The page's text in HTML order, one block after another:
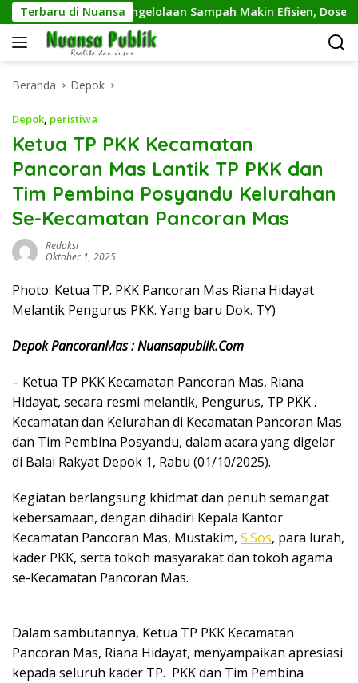
Langsung
ke
konten
Terbaru di Nuansa
Pengelolaan Sampah Makin Efisien, Dosen Ilmu
Beranda Depok
Depok, peristiwa
Ketua TP PKK Kecamatan
Pancoran Mas Lantik TP PKK dan
Tim Pembina Posyandu Kelurahan
Se-Kecamatan Pancoran Mas
Redaksi
Oktober 1, 2025
Photo: Ketua TP. PKK Pancoran Mas Riana Hidayat
Melantik Pengurus PKK. Yang baru Dok. TY)
Depok PancoranMas : Nuansapublik.Com
– Ketua TP PKK Kecamatan Pancoran Mas, Riana
Hidayat, secara resmi melantik, Pengurus, TP PKK .
Kecamatan dan Kelurahan di Kecamatan Pancoran Mas
dan Tim Pembina Posyandu, dalam acara yang digelar
di Balai Rakyat Depok 1, Rabu (01/10/2025).
Kegiatan berlangsung khidmat dan penuh semangat
kebersamaan, dengan dihadiri Kepala Kantor
Kecamatan Pancoran Mas, Mustakim, S.Sos, para lurah,
kader PKK, serta tokoh masyarakat dan tokoh agama
se-Kecamatan Pancoran Mas.
Dalam sambutannya, Ketua TP PKK Kecamatan
Pancoran Mas, Riana Hidayat, menyampaikan apresiasi
kepada seluruh kader TP. PKK dan Tim Pembina